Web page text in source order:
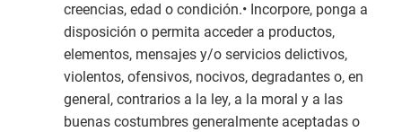
creencias, edad o condición.• Incorpore, ponga a
disposición o permita acceder a productos,
elementos, mensajes y/o servicios delictivos,
violentos, ofensivos, nocivos, degradantes o, en
general, contrarios a la ley, a la moral y a las
buenas costumbres generalmente aceptadas o